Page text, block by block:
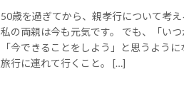
50歳を過ぎてから、親孝行について考え
私の両親は今も元気です。 でも、「いつ
「今できることをしよう」と思うよう
旅行に連れて行くこと。 […]